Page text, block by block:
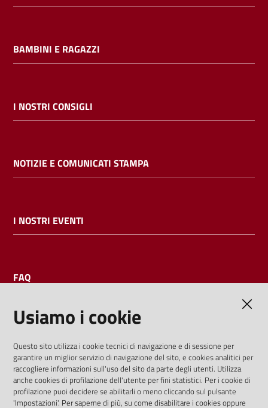
Contatti
BAMBINI E RAGAZZI
I NOSTRI CONSIGLI
NOTIZIE E COMUNICATI STAMPA
I NOSTRI EVENTI
FAQ
I dati personali pubblicati sono riutilizzabili solo alle condizioni
previste dalla direttiva comunitaria 2003/98/CE e dal d.lgs.
36/2006
Usiamo i cookie
Questo sito utilizza i cookie tecnici di navigazione e di sessione per
garantire un miglior servizio di navigazione del sito, e cookies analitici per
raccogliere informazioni sull'uso del sito da parte degli utenti. Utilizza
anche cookies di profilazione dell'utente per fini statistici. Per i cookie di
profilazione puoi decidere se abilitarli o meno cliccando sul pulsante
'Impostazioni'. Per saperne di più, su come disabilitare i cookies oppure